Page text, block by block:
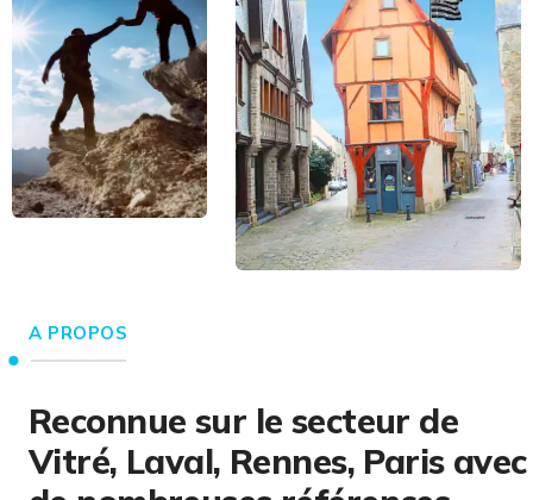
A PROPOS
Reconnue sur le secteur de
Vitré, Laval, Rennes, Paris avec